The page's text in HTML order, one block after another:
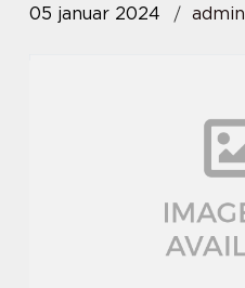
05 januar 2024 admin